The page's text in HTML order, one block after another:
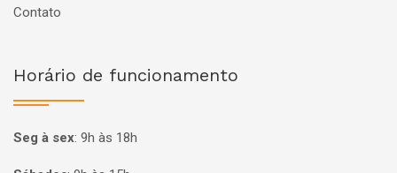
Contato
Horário de funcionamento
Seg à sex: 9h às 18h